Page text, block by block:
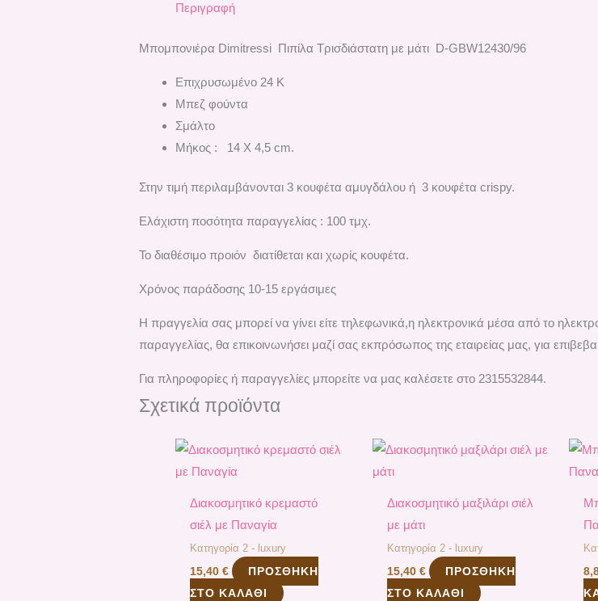
Περιγραφή
Μπομπονιέρα Dimitressi Πιπίλα Τρισδιάστατη με μάτι D-GBW12430/96
Επιχρυσωμένο 24 Κ
Μπεζ φούντα
Σμάλτο
Μήκος : 14 Χ 4,5 cm.
Στην τιμή περιλαμβάνονται 3 κουφέτα αμυγδάλου ή 3 κουφέτα crispy.
Ελάχιστη ποσότητα παραγγελίας : 100 τμχ.
Το διαθέσιμο προιόν διατίθεται και χωρίς κουφέτα.
Χρόνος παράδοσης 10-15 εργάσιμες
H πραγγελία σας μπορεί να γίνει είτε τηλεφωνικά,η ηλεκτρονικά μέσα από το
παραγγελίας, θα επικοινωνήσει μαζί σας εκπρόσωπος της εταιρείας μας, για
Για πληροφορίες ή παραγγελίες μπορείτε να μας καλέσετε στο 2315532844.
Σχετικά προϊόντα
Διακοσμητικό κρεμαστό
σιέλ με Παναγία
Κατηγορία 2 - luxury
15,40€
ΠΡΟΣΘΉΚΗ
ΣΤΟ ΚΑΛΆΘΙ
Διακοσμητικό μαξιλάρι σιέλ
με μάτι
Κατηγορία 2 - luxury
15,40 €
ΠΡΟΣΘΉΚΗ
ΣΤΟ ΚΑΛΆΘΙ